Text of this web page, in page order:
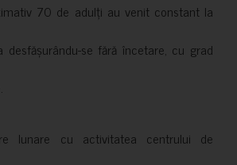
70 de adulți au venit constant la
se fără încetare, cu grad
lunare cu activitatea centrului de